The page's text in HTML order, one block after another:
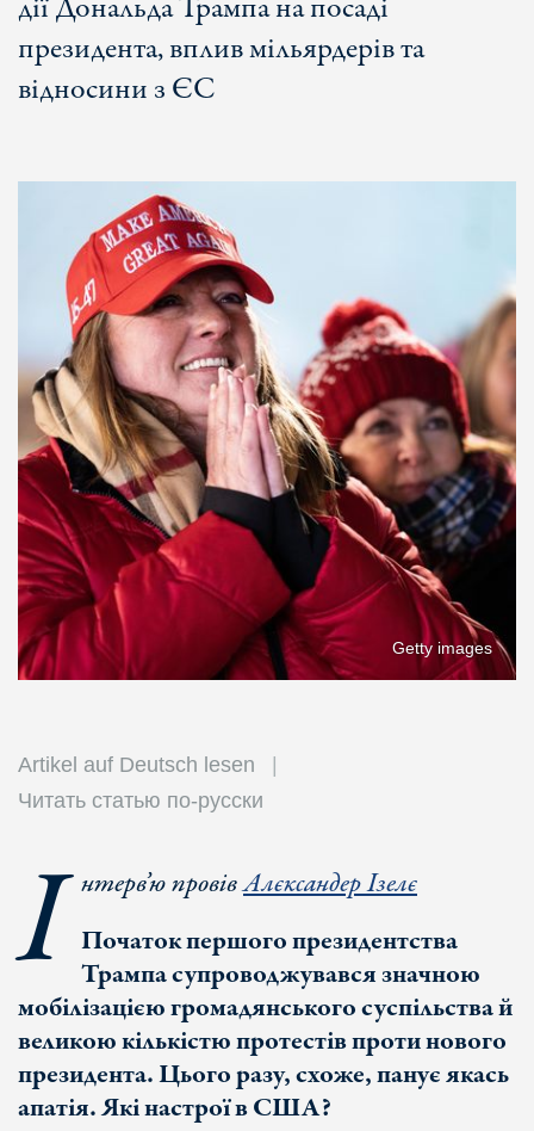
президента, вплив мільярдерів та
відносини з ЄС
Getty images
Artikel auf Deutsch lesen
Читать статью по-русски
І нтерв’ю провівАлєксандер Ізелє
Початок першого президентства
Трампа супроводжувався значною
мобілізацією громадянського суспільства й
великою кількістю протестів проти нового
президента. Цього разу, схоже, панує якась
апатія. Які настрої в США?